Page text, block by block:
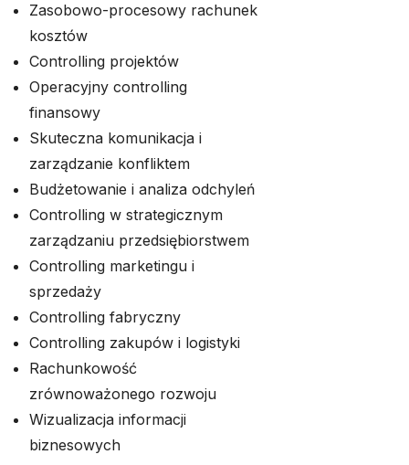
Zasobowo-procesowy rachunek
kosztów
Controlling projektów
Operacyjny controlling
finansowy
Skuteczna komunikacja i
zarządzanie konfliktem
Budżetowanie i analiza odchyleń
Controlling w strategicznym
zarządzaniu przedsiębiorstwem
Controlling marketingu i
sprzedaży
Controlling fabryczny
Controlling zakupów i logistyki
Rachunkowość
zrównoważonego rozwoju
Wizualizacja informacji
biznesowych